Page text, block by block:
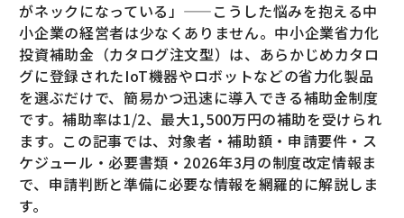
がネックになっている」——こうした悩みを抱える中
小企業の経営者は少なくありません。中小企業省力化
投資補助金（カタログ注文型）は、あらかじめカタロ
グに登録されたIoT機器やロボットなどの省力化製品
を選ぶだけで、簡易かつ迅速に導入できる補助金制度
です。補助率は1/2、最大1,500万円の補助を受けられ
ます。この記事では、対象者・補助額・申請要件・ス
ケジュール・必要書類・2026年3月の制度改定情報ま
で、申請判断と準備に必要な情報を網羅的に解説しま
す。